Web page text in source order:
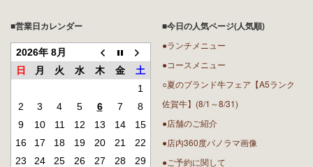
■営業日カレンダー
2026年 8月
日
月 火 水 木 金
土
1
2
3 4 5 6 7
8
9
10 11 12 13 14
15
16
17 18 19 20 21
22
23
24 25 26 27 28
29
■今日の人気ページ(人気順)
●ランチメニュー
●コースメニュー
○夏のブランド牛フェア【A5ランク
佐賀牛】(8/1～8/31)
●店舗のご紹介
●店内360度パノラマ画像
●ご予約に関して